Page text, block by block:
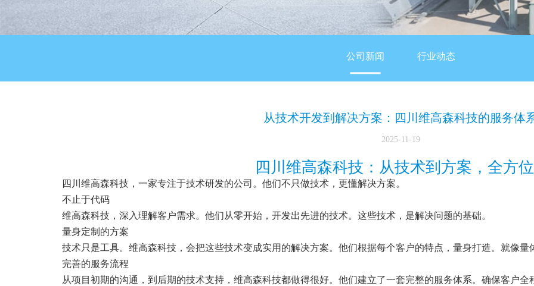
公司新闻 行业动态
从技术开发到解决方案：四川维高森科技的服务体
2025-11-19
四川维高森科技：从技术到方案，全方
四川维高森科技，一家专注于技术研发的公司。他们不只做技术，更懂解决方案。
不止于代码
维高森科技，深入理解客户需求。他们从零开始，开发出先进的技术。这些技术，是解决问题的基础。
量身定制的方案
技术只是工具。维高森科技，会把这些技术变成实用的解决方案。他们根据每个客户的特点，量身打造。就像量
完善的服务流程
从项目初期的沟通，到后期的技术支持，维高森科技都做得很好。他们建立了一套完整的服务体系。确保客户全